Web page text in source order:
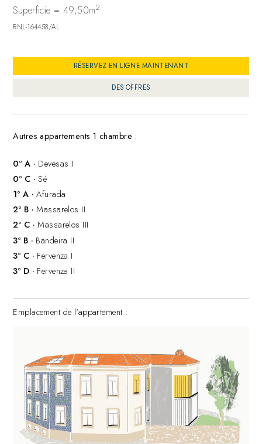
Superficie = 49,50m2
RNL-164458/AL
RÉSERVEZ EN LIGNE MAINTENANT
DES OFFRES
Autres appartements 1 chambre :
0º A · Devesas I
0º C ·Sé
1º A ·Afurada
2º B ·Massarelos II
2º C ·Massarelos III
3º B · Bandeira II
3º C · Fervenza I
3º D · Fervenza II
Emplacement de l'appartement :